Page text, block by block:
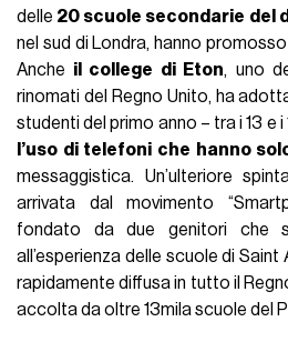
delle 20 scuole secondarie del
nel sud di Londra, hanno
Anche il college di Eton, uno
rinomati del Regno Unito, ha
studenti del primo anno – tra i 13 e
l’uso di telefoni che hanno
messaggistica. Un’ulteriore
arrivata dal movimento
fondato da due genitori che
all’esperienza delle scuole di Saint
rapidamente diffusa in tutto il
accolta da oltre 13mila scuole del